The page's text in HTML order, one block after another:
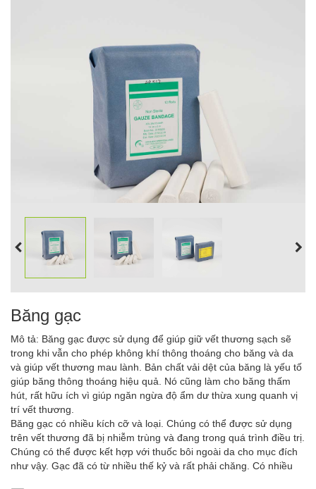
Băng gạc
Mô tả: Băng gạc được sử dụng để giúp giữ vết thương sạch sẽ
trong khi vẫn cho phép không khí thông thoáng cho băng và da
và giúp vết thương mau lành. Bản chất vải dệt của băng là yếu tố
giúp băng thông thoáng hiệu quả. Nó cũng làm cho băng thấm
hút, rất hữu ích vì giúp ngăn ngừa độ ẩm dư thừa xung quanh vị
trí vết thương.
Băng gạc có nhiều kích cỡ và loại. Chúng có thể được sử dụng
trên vết thương đã bị nhiễm trùng và đang trong quá trình điều trị.
Chúng có thể được kết hợp với thuốc bôi ngoài da cho mục đích
như vậy. Gạc đã có từ nhiều thế kỷ và rất phải chăng. Có nhiều